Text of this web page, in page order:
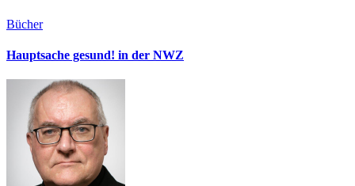
Bücher
Hauptsache gesund! in der NWZ